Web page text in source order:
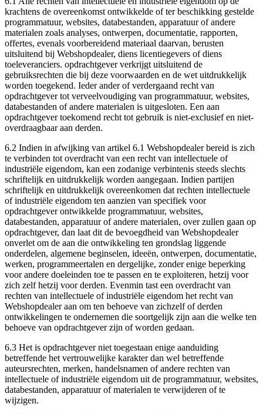
krachtens de overeenkomst ontwikkelde of ter beschikking gestelde
programmatuur, websites, databestanden, apparatuur of andere
materialen zoals analyses, ontwerpen, documentatie, rapporten,
offertes, evenals voorbereidend materiaal daarvan, berusten
uitsluitend bij Webshopdealer, diens licentiegevers of diens
toeleveranciers. opdrachtgever verkrijgt uitsluitend de
gebruiksrechten die bij deze voorwaarden en de wet uitdrukkelijk
worden toegekend. Ieder ander of verdergaand recht van
opdrachtgever tot verveelvoudiging van programmatuur, websites,
databestanden of andere materialen is uitgesloten. Een aan
opdrachtgever toekomend recht tot gebruik is niet-exclusief en niet-
overdraagbaar aan derden.
6.2 Indien in afwijking van artikel 6.1 Webshopdealer bereid is zich
te verbinden tot overdracht van een recht van intellectuele of
industriële eigendom, kan een zodanige verbintenis steeds slechts
schriftelijk en uitdrukkelijk worden aangegaan. Indien partijen
schriftelijk en uitdrukkelijk overeenkomen dat rechten intellectuele
of industriële eigendom ten aanzien van specifiek voor
opdrachtgever ontwikkelde programmatuur, websites,
databestanden, apparatuur of andere materialen, over zullen gaan op
opdrachtgever, dan laat dit de bevoegdheid van Webshopdealer
onverlet om de aan die ontwikkeling ten grondslag liggende
onderdelen, algemene beginselen, ideeën, ontwerpen, documentatie,
werken, programmeertalen en dergelijke, zonder enige beperking
voor andere doeleinden toe te passen en te exploiteren, hetzij voor
zich zelf hetzij voor derden. Evenmin tast een overdracht van
rechten van intellectuele of industriële eigendom het recht van
Webshopdealer aan om ten behoeve van zichzelf of derden
ontwikkelingen te ondernemen die soortgelijk zijn aan die welke ten
behoeve van opdrachtgever zijn of worden gedaan.
6.3 Het is opdrachtgever niet toegestaan enige aanduiding
betreffende het vertrouwelijke karakter dan wel betreffende
auteursrechten, merken, handelsnamen of andere rechten van
intellectuele of industriële eigendom uit de programmatuur, websites,
databestanden, apparatuur of materialen te verwijderen of te
wijzigen.